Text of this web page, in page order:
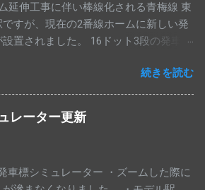
のものだったので、その後の交換と思
す。 中央･総武各駅停車・中央線快速・
りの発車標は変更ありません。 交換
延伸工事に伴い棒線化される青梅線 東
ですが、現在の2番線ホームに新しい発
設置されました。 16ドット3段の発車標
続きを読む
レーター更新
車標シミュレーター ・ズームした際に